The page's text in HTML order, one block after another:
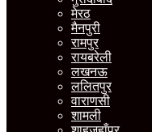
मेरठ
मैनपुरी
रामपुर
रायबरेली
लखनऊ
ललितपुर
वाराणसी
शामली